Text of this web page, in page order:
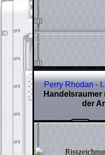
Perry Rhodan -
Handelsraumer
der